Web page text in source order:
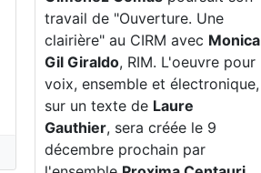
travail de "Ouverture. Une
clairière" au CIRM avec Monica
Gil Giraldo, RIM. L'oeuvre pour
voix, ensemble et électronique,
sur un texte de Laure
Gauthier, sera créée le 9
décembre prochain par